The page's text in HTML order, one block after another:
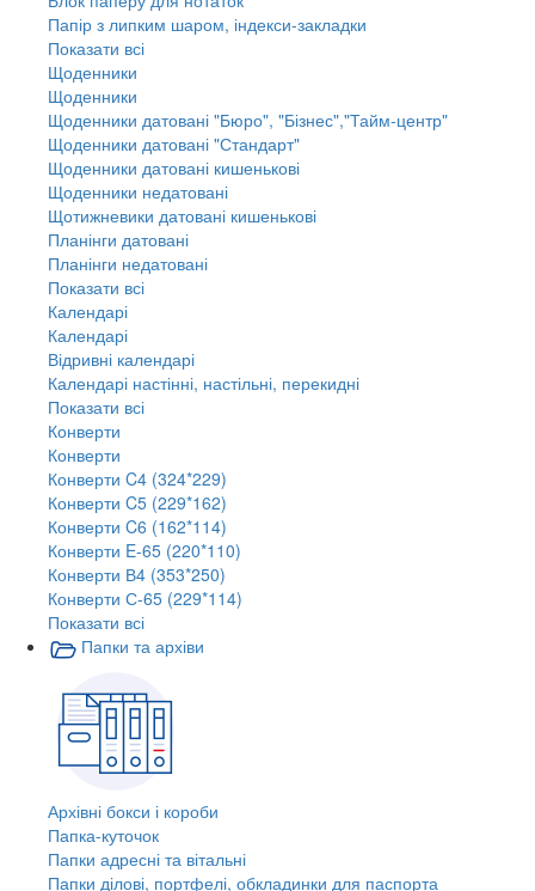
Папір з липким шаром, індекси-закладки
Показати всі
Щоденники
Щоденники
Щоденники датовані "Бюро", "Бізнес","Тайм-центр"
Щоденники датовані "Стандарт"
Щоденники датовані кишенькові
Щоденники недатовані
Щотижневики датовані кишенькові
Планінги датовані
Планінги недатовані
Показати всі
Календарі
Календарі
Відривні календарі
Календарі настінні, настільні, перекидні
Показати всі
Конверти
Конверти
Конверти C4 (324*229)
Конверти C5 (229*162)
Конверти C6 (162*114)
Конверти E-65 (220*110)
Конверти В4 (353*250)
Конверти С-65 (229*114)
Показати всі
Папки та архіви
Архівні бокси і короби
Папка-куточок
Папки адресні та вітальні
Папки ділові, портфелі, обкладинки для паспорта